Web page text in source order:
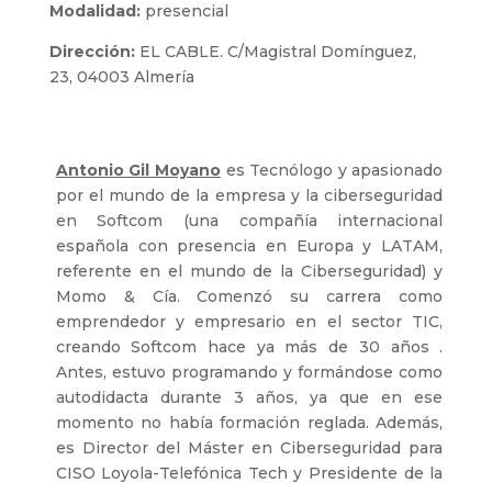
Modalidad:presencial
Dirección: EL CABLE. C/Magistral Domínguez,
23, 04003 Almería
Antonio Gil Moyanoes Tecnólogo y apasionado
por el mundo de la empresa y la ciberseguridad
en Softcom (una compañía internacional
española con presencia en Europa y LATAM,
referente en el mundo de la Ciberseguridad) y
Momo & Cía. Comenzó su carrera como
emprendedor y empresario en el sector TIC,
creando Softcom hace ya más de 30 años .
Antes, estuvo programando y formándose como
autodidacta durante 3 años, ya que en ese
momento no había formación reglada. Además,
es Director del Máster en Ciberseguridad para
CISO Loyola-Telefónica Tech y Presidente de la